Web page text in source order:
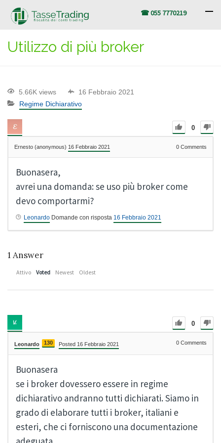
☎ 055 7770219
Utilizzo di più broker
5.66K views
16 Febbraio 2021
Regime Dichiarativo
0
Ernesto (anonymous) 16 Febbraio 2021 0 Comments
Buonasera,
avrei una domanda: se uso più broker come
devo comportarmi?
Leonardo Domande con risposta 16 Febbraio 2021
1 Answer
Attivo Voted Newest Oldest
0
Leonardo 130 Posted 16 Febbraio 2021 0 Comments
Buonasera
se i broker dovessero essere in regime
dichiarativo andranno tutti dichiarati. Siamo in
grado di elaborare tutti i broker, italiani e
esteri, che ci forniscono una documentazione